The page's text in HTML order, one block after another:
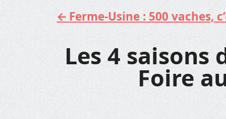
Aller
au
contenu
Ferme-Usine : 500 vaches,
Les 4 saisons
Foire